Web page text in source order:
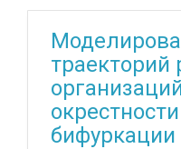
траекторий
бифуркации